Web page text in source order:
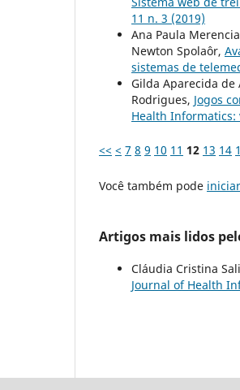
11 n. 3 (2019)
Ana Paula
Newton Spolaôr,
sistemas de
Gilda Aparecida de
Rodrigues, Jogos
Health Informatics:
<< < 7 8 9 10 11 12 13 14
Você também pode
Artigos mais lidos
Cláudia Cristina
Journal of Health